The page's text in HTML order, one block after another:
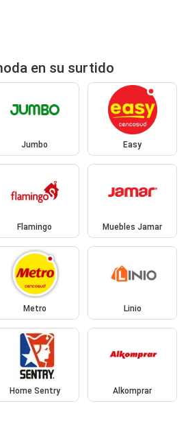
en su surtido
Jumbo Easy
Flamingo Muebles Jamar
Metro Linio
Home Sentry Alkomprar